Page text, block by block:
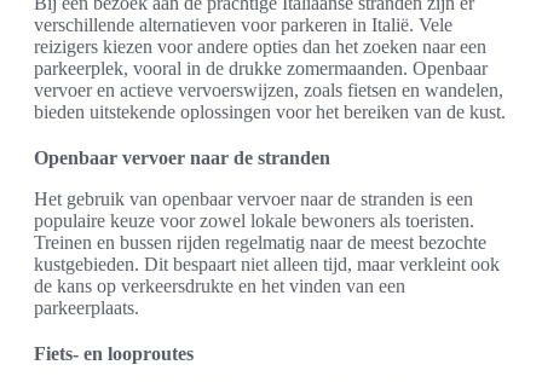
verschillende alternatieven voor parkeren in Italië. Vele
reizigers kiezen voor andere opties dan het zoeken naar een
parkeerplek, vooral in de drukke zomermaanden. Openbaar
vervoer en actieve vervoerswijzen, zoals fietsen en wandelen,
bieden uitstekende oplossingen voor het bereiken van de kust.
Openbaar vervoer naar de stranden
Het gebruik van openbaar vervoer naar de stranden is een
populaire keuze voor zowel lokale bewoners als toeristen.
Treinen en bussen rijden regelmatig naar de meest bezochte
kustgebieden. Dit bespaart niet alleen tijd, maar verkleint ook
de kans op verkeersdrukte en het vinden van een
parkeerplaats.
Fiets- en looproutes